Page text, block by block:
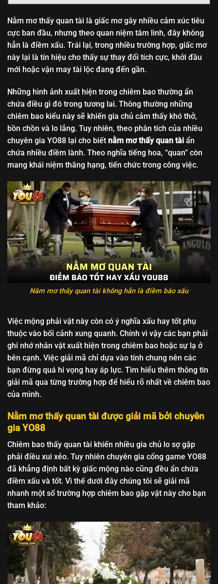
Nằm mơ thấy quan tài là giấc mơ gây nhiều cảm xúc tiêu
cực ban đầu, nhưng theo quan niệm tâm linh, đây không
hẳn là điềm xấu. Trái lại, trong nhiều trường hợp, giấc mơ
này lại là tín hiệu cho thấy sự thay đổi tích cực, khởi đầu
mới hoặc vận may tài lộc đang đến gần.
Những hình ảnh xuất hiện trong chiêm bao thường ẩn
chứa điều gì đó trong tương lai. Thông thường những
chiêm bao kiểu này sẽ khiến gia chủ cảm thấy khó thở,
bồn chồn và lo lắng. Tuy nhiên, theo phân tích của nhiều
chuyên gia YO88 lại cho biết nằm mơ thấy quan tài ẩn
chứa nhiều điềm lành. Theo nghĩa tiếng hoa, “quan” còn
mang khái niệm thăng hạng, tiến chức trong công việc.
Nằm mơ thấy quan tài không hẳn là điềm báo xấu
Việc mộng phải vật này còn có ý nghĩa xấu hay tốt phụ
thuộc vào bối cảnh xung quanh. Chính vì vậy các bạn phải
ghi nhớ nhân vật xuất hiện trong chiêm bao hoặc sự lạ ở
bên cạnh. Việc giải mã chỉ dựa vào tính chung nên các
bạn đừng quá hi vọng hay áp lực. Tìm hiểu thêm thông tin
giải mã qua từng trường hợp để hiểu rõ nhất về chiêm bao
của mình.
Nằm mơ thấy quan tài được giải mã bởi chuyên
gia YO88
Chiêm bao thấy quan tài khiến nhiều gia chủ lo sợ gặp
phải điều xui xẻo. Tuy nhiên chuyên gia cổng game YO88
đã khẳng định bất kỳ giấc mộng nào cũng đều ẩn chứa
điềm xấu và tốt. Vì thế dưới đây chúng tôi sẽ giải mã
nhanh một số trường hợp chiêm bao gặp vật này cho bạn
tham khảo: